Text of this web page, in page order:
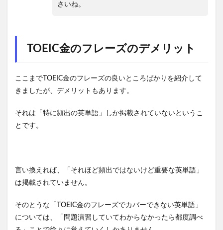
さいね。
TOEIC金のフレーズのデメリット
ここまでTOEIC金のフレーズの良いところばかりを紹介して
きましたが、デメリットもあります。
それは「特に頻出の英単語」しか掲載されていないというこ
とです。
言い換えれば、「それほど頻出ではないけど重要な英単語」
は掲載されていません。
そのとうな「TOEIC金のフレーズでカバーできない英単語」
については、「問題演習していてわからなかったら都度調べ